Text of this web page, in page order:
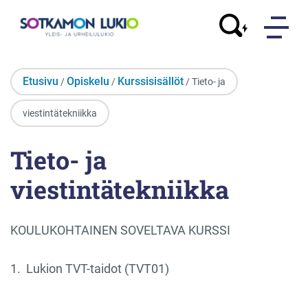
Etusivu /Opiskelu / Kurssisisällöt / Tieto- ja
viestintätekniikka
Tieto- ja
viestintätekniikka
KOULUKOHTAINEN SOVELTAVA KURSSI
1. Lukion TVT-taidot (TVT01)